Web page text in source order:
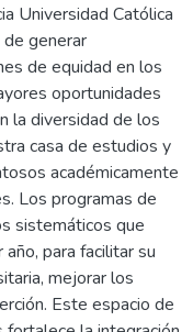
Universidad Católica
de generar
de equidad en los
oportunidades
la diversidad de los
casa de estudios y
académicamente
Los programas de
sistemáticos que
para facilitar su
mejorar los
Este espacio de